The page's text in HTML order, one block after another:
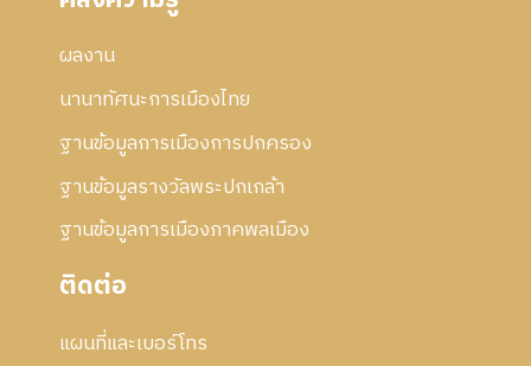
ผลงาน
นานาทัศนะการเมืองไทย
ฐานข้อมูลการเมืองการปกครอง
ฐานข้อมูลรางวัลพระปกเกล้า
ฐานข้อมูลการเมืองภาคพลเมือง
ติดต่อ
แผนที่และเบอร์โทร